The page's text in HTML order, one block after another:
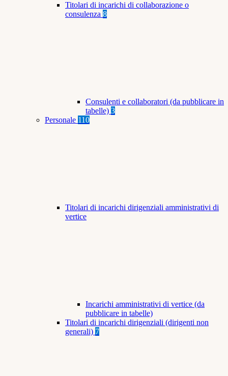
Titolari di incarichi di collaborazione o
consulenza 8
Consulenti e collaboratori (da pubblicare in
tabelle) 3
Personale 110
Titolari di incarichi dirigenziali amministrativi di
vertice
Incarichi amministrativi di vertice (da
pubblicare in tabelle)
Titolari di incarichi dirigenziali (dirigenti non
generali) 7